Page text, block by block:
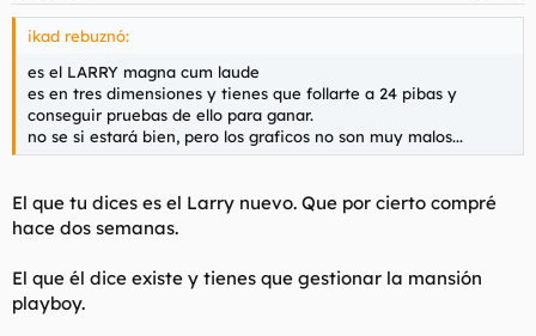
ikad rebuznó:
es el LARRY magna cum laude
es en tres dimensiones y tienes que follarte a 24 pibas y
conseguir pruebas de ello para ganar.
no se si estará bien, pero los graficos no son muy malos...
El que tu dices es el Larry nuevo. Que por cierto compré
hace dos semanas.
El que él dice existe y tienes que gestionar la mansión
playboy.